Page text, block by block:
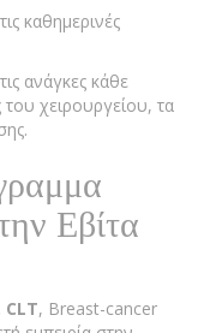
καθημερινές
ανάγκες κάθε
χειρουργείου, τα
Εβίτα
CLT, Breast-cancer